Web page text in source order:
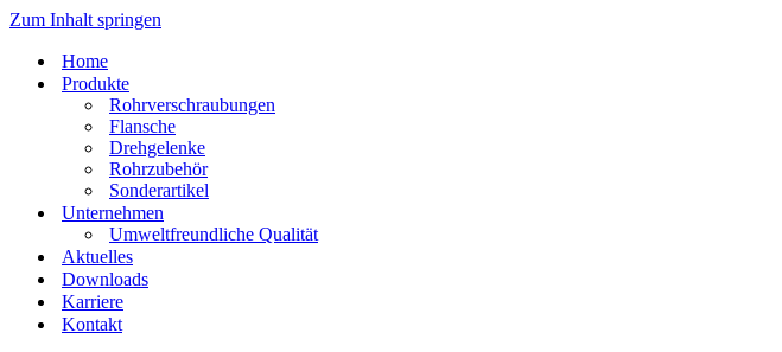
Zum Inhalt springen
Home
Produkte
Rohrverschraubungen
Flansche
Drehgelenke
Rohrzubehör
Sonderartikel
Unternehmen
Umweltfreundliche Qualität
Aktuelles
Downloads
Karriere
Kontakt